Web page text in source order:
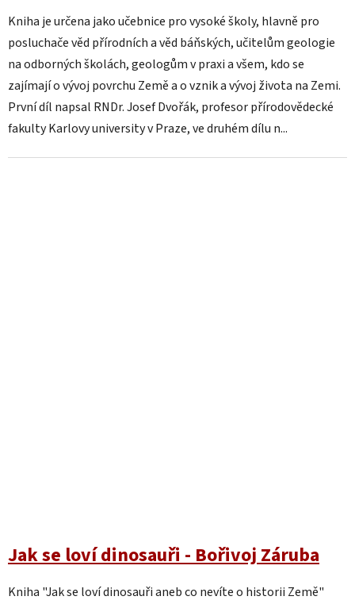
Kniha je určena jako učebnice pro vysoké školy, hlavně pro
posluchače věd přírodních a věd báňských, učitelům geologie
na odborných školách, geologům v praxi a všem, kdo se
zajímají o vývoj povrchu Země a o vznik a vývoj života na Zemi.
První díl napsal RNDr. Josef Dvořák, profesor přírodovědecké
fakulty Karlovy university v Praze, ve druhém dílu n...
Jak se loví dinosauři - Bořivoj Záruba
Kniha "Jak se loví dinosauři aneb co nevíte o historii Země"